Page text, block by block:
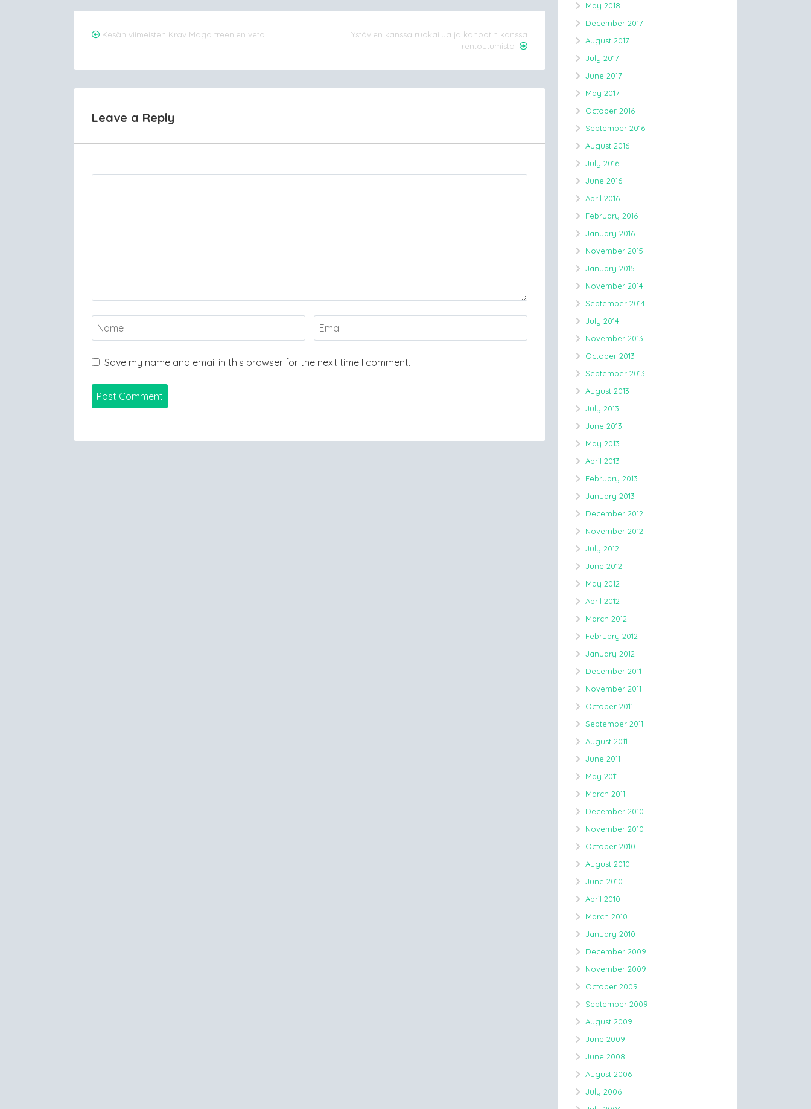
Post
Kesän viimeisten Krav Maga treenien veto
Ystävien kanssa ruokailua ja kanootin kanssa
rentoutumista
Leave a Reply
Save my name and email in this browser for the next time I comment.
May 2018
December 2017
August 2017
July 2017
June 2017
May 2017
October 2016
September 2016
August 2016
July 2016
June 2016
April 2016
February 2016
January 2016
November 2015
January 2015
November 2014
September 2014
July 2014
November 2013
October 2013
September 2013
August 2013
July 2013
June 2013
May 2013
April 2013
February 2013
January 2013
December 2012
November 2012
July 2012
June 2012
May 2012
April 2012
March 2012
February 2012
January 2012
December 2011
November 2011
October 2011
September 2011
August 2011
June 2011
May 2011
March 2011
December 2010
November 2010
October 2010
August 2010
June 2010
April 2010
March 2010
January 2010
December 2009
November 2009
October 2009
September 2009
August 2009
June 2009
June 2008
August 2006
July 2006